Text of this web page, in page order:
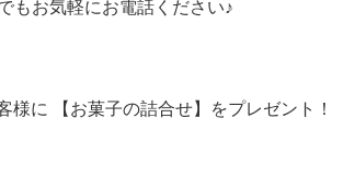
もお気軽にお電話ください♪
様に 【お菓子の詰合せ】をプレゼント！